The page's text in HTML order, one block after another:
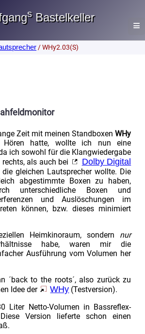
sBastelkeller
≡
Home
Impressum
Datenschutz
Senfbox
Mo. 10. Aug. 2026
/ WHy2.03(S)
Zeit mit meinen StandboxenWHy
hatte, wollte ich nun eine
ich sowohl für die Klangwiedergabe
als auch bei
Dolby Digital
gleichen Lautsprecher wollte. Die
abgestimmte Boxen zu haben,
unterschiedliche Boxen und
und Auslöschungen im
können, bzw. dieses minimiert
Heimkinoraum, sondern nur
habe, waren mir die
Ausführung vom Volumen her
´back to the roots´, also zurück zu
Idee der
WHy (Testversion).
Liter Netto-Volumen in Bassreflex-
Version lieferte schon einen